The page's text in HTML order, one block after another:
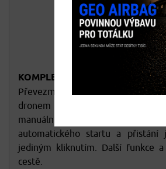
KOMPLEXNÍ MOBILNÍ APLIKACE
Převezměte kompletní kontrolu
dronem s komplexní mobilní
manuální kontroly. letecké
automatického startu a přistání
jediným kliknutím. Další funkce
cestě.